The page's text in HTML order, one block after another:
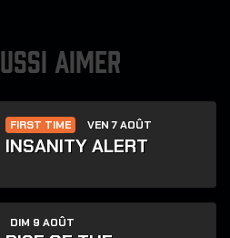
AIMER
FIRST TIME VEN 7 AOÛT
INSANITY ALERT
DIM 9 AOÛT